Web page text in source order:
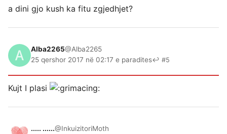
a dini gjo kush ka fitu zgjedhjet?
Alba2265@Alba2265
25 qershor 2017 në 02:17 e paradites↩ #5
Kujt I plasi
..... ......@InkuizitoriMoth